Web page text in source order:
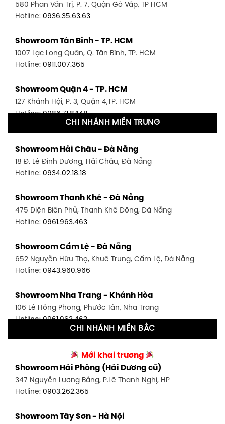
580 Phan Văn Trị, P. 7, Quận Gò Vấp, TP HCM
Hotline: 0936.35.63.63
Showroom Tân Bình - TP. HCM
1007 Lạc Long Quân, Q. Tân Bình, TP. HCM
Hotline: 0911.007.365
Showroom Quận 4 - TP. HCM
127 Khánh Hội, P. 3, Quận 4,TP. HCM
Hotline:0986.71.8448
1411 Đường 3/2, P. 16, Quận 11, TP. HCM
Hotline:0906.256.759
1448 Huỳnh Tấn Phát, Phú Thuận, Quận 7, TP HCM
Hotline:0946.480.580
348 Đ. Bạch Đằng, P. 14, Bình Thạnh, TP HCM
Hotline:0902.716.230
591 Hoàng Văn Thụ, P. 4, Tân Bình, TP HCM
Hotline:0906.256.759
0986.71.8448
Showroom Thuận An - Bình Dương
66 đường DT743, An Phú, Thuận An, Bình Dương
CHI NHÁNH MIỀN TRUNG
Showroom Hải Châu - Đà Nẵng
18 Đ. Lê Đình Dương, Hải Châu, Đà Nẵng
Hotline: 0934.02.18.18
Showroom Thanh Khê - Đà Nẵng
475 Điện Biên Phủ, Thanh Khê Đông, Đà Nẵng
Hotline: 0961.963.463
Showroom Cẩm Lệ - Đà Nẵng
652 Nguyễn Hữu Thọ, Khuê Trung, Cẩm Lệ, Đà Nẵng
Hotline: 0943.960.966
Showroom Nha Trang - Khánh Hòa
106 Lê Hồng Phong, Phước Tân, Nha Trang
Hotline:0961.963.463
27-29 Nguyễn Sỹ Sách, Hưng Bình, TP Vinh, Nghệ An
Hotline:0943.960.966
Showroom Buôn Ma Thuột
Hotline:0934.02.18.18
CHI NHÁNH MIỀN BẮC
Mới khai trương
Showroom Hải Phòng (Hải Dương cũ)
347 Nguyễn Lương Bằng, P.Lê Thanh Nghị, HP
Hotline: 0903.262.365
Showroom Tây Sơn - Hà Nội